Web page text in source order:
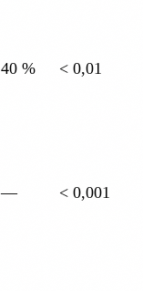
40 % < 0,01
— < 0,001